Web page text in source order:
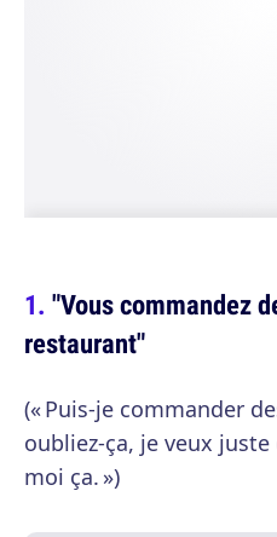
"Vous commandez
restaurant"
(« Puis-je commander
oubliez-ça, je veux
moi ça. »)